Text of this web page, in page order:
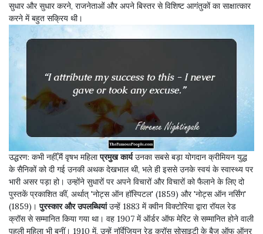
सुधार और सुधार करने, राजनेताओं और अपने बिस्तर से विशिष्ट आगंतुकों का साक्षात्कार
करने में बहुत सक्रिय थी।
उद्धरण: कभी नहीँ,मैं वृषभ महिलाप्रमुख कार्यउनका सबसे बड़ा योगदान क्रीमियन युद्ध
के सैनिकों को दी गई उनकी अथक देखभाल थी, भले ही इससे उनके स्वयं के स्वास्थ्य पर
भारी असर पड़ा हो। उन्होंने सुधारों पर अपने विचारों और विचारों को फैलाने के लिए दो
पुस्तकें प्रकाशित कीं, अर्थात् 'नोट्स ऑन हॉस्पिटल' (1859) और 'नोट्स ऑन नर्सिंग'
(1859)।पुरस्कार और उपलब्धियांउन्हें 1883 में क्वीन विक्टोरिया द्वारा रॉयल रेड
क्रॉस से सम्मानित किया गया था। वह 1907 में ऑर्डर ऑफ मेरिट से सम्मानित होने वाली
पहली महिला भी बनीं। 1910 में, उन्हें नॉर्वेजियन रेड क्रॉस सोसाइटी के बैज ऑफ ऑनर